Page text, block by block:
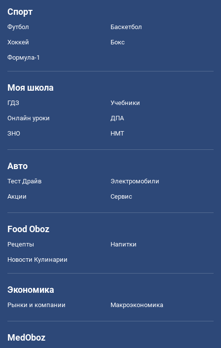
Спорт
Футбол Баскетбол
Хоккей Бокс
Формула-1
Моя школа
ГДЗ Учебники
Онлайн уроки ДПА
ЗНО НМТ
Авто
Тест Драйв Электромобили
Акции Сервис
Food Oboz
Рецепты Напитки
Новости Кулинарии
Экономика
Рынки и компании Mакроэкономика
MedOboz